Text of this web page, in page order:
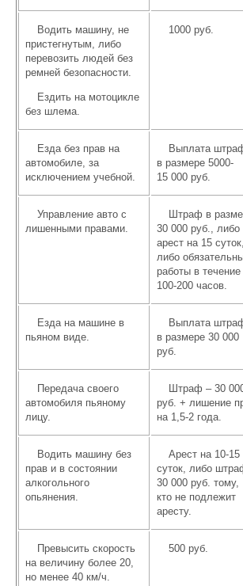
Водить машину, не
пристегнутым, либо
перевозить людей без
ремней безопасности.
Ездить на мотоцикле
без шлема.
1000 руб.
Езда без прав на
автомобиле, за
исключением учебной.
Выплата
в размере 5000-
15 000 руб.
Управление авто с
лишенными правами.
Штраф в
30 000 руб., либо
арест на 15 суток,
либо
работы в течение
100-200 часов.
Езда на машине в
пьяном виде.
Выплата
в размере 30 000
руб.
Передача своего
автомобиля пьяному
лицу.
Штраф – 30
руб. + лишение
на 1,5-2 года.
Водить машину без
прав и в состоянии
алкогольного
опьянения.
Арест на 10-15
суток, либо
30 000 руб. тому,
кто не подлежит
аресту.
Превысить скорость
на величину более 20,
но менее 40 км/ч.
500 руб.